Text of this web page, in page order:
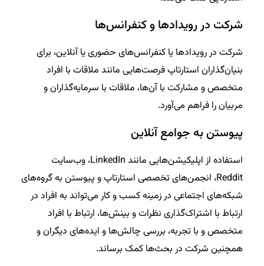
شرکت در رویدادها و کنفرانس‌ها
شرکت در رویدادها یا کنفرانس‌های حضوری یا آنلاین، برای
بنیان‌گذاران استارتاپ فرصت‌هایی مانند ملاقات با افراد
متخصص و مشارکت با آن‌ها، ملاقات با سرمایه‌گذاران و
مربیان را فراهم می‌آورد.
پیوستن به جوامع آنلاین
استفاده از اپلیکیشن‌هایی مانند LinkedIn، وب‌سایت
Reddit، انجمن‌های تخصصی استارتاپ و پیوستن به گروه‌های
شبکه‌های اجتماعی در زمینه کسب و کار می‌تواند به افراد در
ارتباط با اشتراک‌گذاری نظرات و بینش‌ها، ارتباط با افراد
متخصص و با تجربه، بررسی چالش‌ها و ایده‌های دیگران و
همچنین شرکت در بحث‌ها کمک برساند.